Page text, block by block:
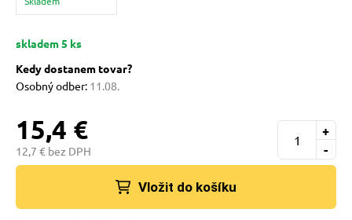
mačky
mačky
poukazy
skladem 5 ks
Kedy dostanem tovar?
Osobný odber: 11.08.
15,4 €
12,7 € bez DPH -
+
Vložit do košíku